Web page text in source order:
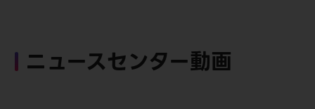
ニュースセンター動画